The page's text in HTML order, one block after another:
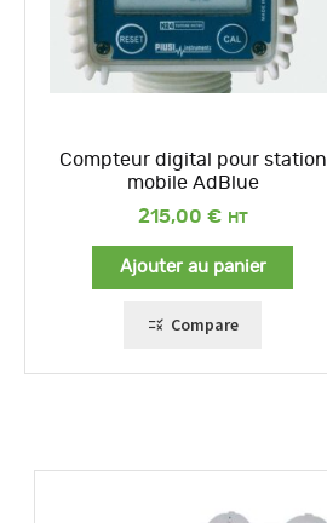
Compteur digital pour station
mobile AdBlue
215,00 €
Ajouter au panier
Compare